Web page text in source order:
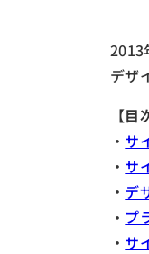
2013
デザ
【目
・ サ
・ サ
・ デ
・ プ
・ サ